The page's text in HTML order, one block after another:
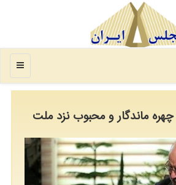
منو
ماندگار و محبوب نزد ملت